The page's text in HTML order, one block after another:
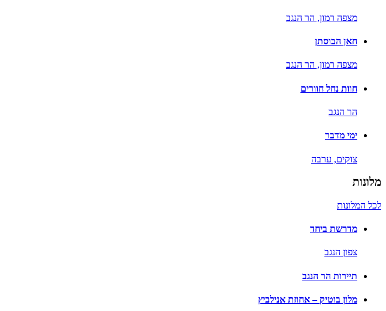
מצפה רמון, הר הנגב
חאן הבוסתן
מצפה רמון, הר הנגב
חוות נחל חוורים
הר הנגב
ימי מדבר
צוקים, ערבה
מלונות
לכל המלונות
מדרשת ביחד
צפון הנגב
תיירות הר הנגב
מלון בוטיק – אחוזת אנילביץ